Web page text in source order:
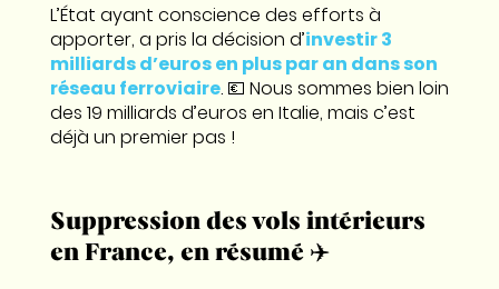
L’État ayant conscience des efforts à
apporter, a pris la décision d’investir 3
milliards d’euros en plus par an dans son
réseau ferroviaire. 💶 Nous sommes bien loin
des 19 milliards d’euros en Italie, mais c’est
déjà un premier pas !
Suppression des vols intérieurs
en France, en résumé ✈️